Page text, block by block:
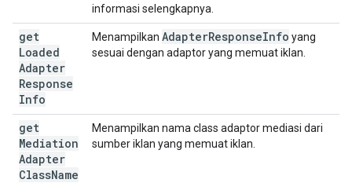
informasi selengkapnya.
get
Loaded
Adapter
Response
Info
Menampilkan AdapterResponseInfo yang
sesuai dengan adaptor yang memuat iklan.
get
Mediation
Adapter
ClassName
Menampilkan nama class adaptor mediasi dari
sumber iklan yang memuat iklan.